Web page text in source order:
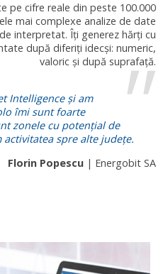
pe cifre reale din peste 100.000
mai complexe analize de date
interpretat. Îți generez hărți cu
după diferiți idecși: numeric,
valoric și după suprafață.
Intelligence și am
îmi sunt foarte
zonele cu potențial de
spre alte județe.
Florin Popescu | Energobit SA